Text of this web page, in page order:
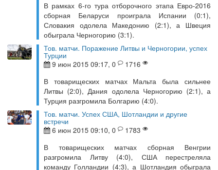
В рамках 6-го тура отборочного этапа Евро-2016
сборная Беларуси проиграла Испании (0:1),
Словакия одолела Македонию (2:1), а Швеция
обыграла Черногорию (3:1).
Тов. матчи. Поражение Литвы и Черногории, успех
Турции
9 июн 2015 09:17, 0
1716
В товарищеских матчах Мальта была сильнее
Литвы (2:0), Дания одолела Черногорию (2:1), а
Турция разгромила Болгарию (4:0).
Тов. матчи. Успех США, Шотландии и другие
встречи
6 июн 2015 09:10, 0
1783
В товарищеских матчах сборная Венгрии
разгромила Литву (4:0), США перестреляла
команду Голландии (4:3), а Шотландия обыграла